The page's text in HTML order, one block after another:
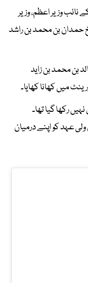
وزیر اعظم، وزیر
حمدان بن محمد بن راشد
بن محمد بن زاید
میں کھانا کھایا۔
رکھا گیا تھا۔
عہد کو اپنے درمیان